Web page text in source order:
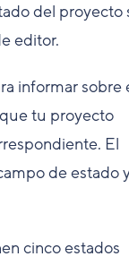
del proyecto
editor.
informar sobre
tu proyecto
El
de estado
cinco estados